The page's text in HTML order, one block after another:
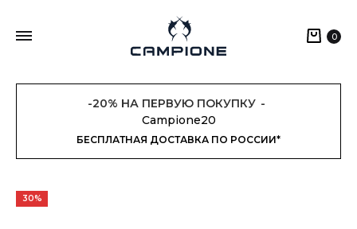
0
-20% НА ПЕРВУЮ ПОКУПКУ
Campione20
БЕСПЛАТНАЯ ДОСТАВКА ПО РОССИИ*
30%